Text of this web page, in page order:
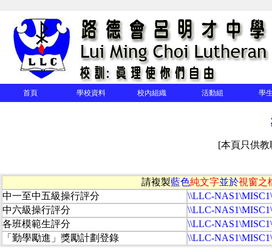
首頁 學校資料 校內組織 活動組 學
[本頁只供
請複製藍色純文字並於視窗之
中一至中五級操行評分
\\LLC-
中六級操行評分
\\LLC-
各班模範生評分
\\LLC-
「勤學勵進」獎勵計劃登錄
\\LLC-